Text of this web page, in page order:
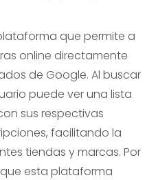
que permite a
online directamente
de Google. Al buscar
puede ver una lista
sus respectivas
facilitando la
tiendas y marcas. Por
esta plataforma